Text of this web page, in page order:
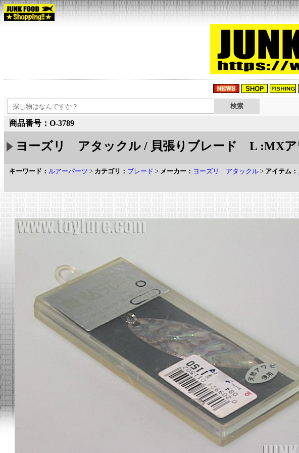
商品番号：O-3789
ヨーズリ アタックル / 貝張りブレード L :MXア
キーワード： ルアーパーツ > カテゴリ： ブレード > メーカー： ヨーズリ アタックル > アイテム：